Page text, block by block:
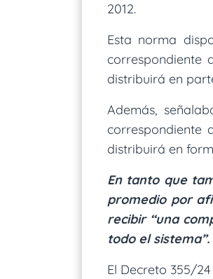
2012.
Esta norma
correspondiente
distribuirá en
Además,
correspondiente
distribuirá en
En tanto que
promedio por
recibir “una
todo el sistema”.
El Decreto 355/